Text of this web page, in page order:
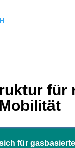
für
Mobilität
für